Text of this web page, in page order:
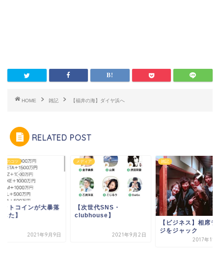
HOME 雑記 【福井の海】ダイヤ浜へ
RELATED POST
スのコツ
ットコインが大暴落
た】
2021年9月9日
メディア
【次世代SNS・
clubhouse】
2021年9月2日
雑記
【ビジネス】相席ラ
ジをジャック
2017年11